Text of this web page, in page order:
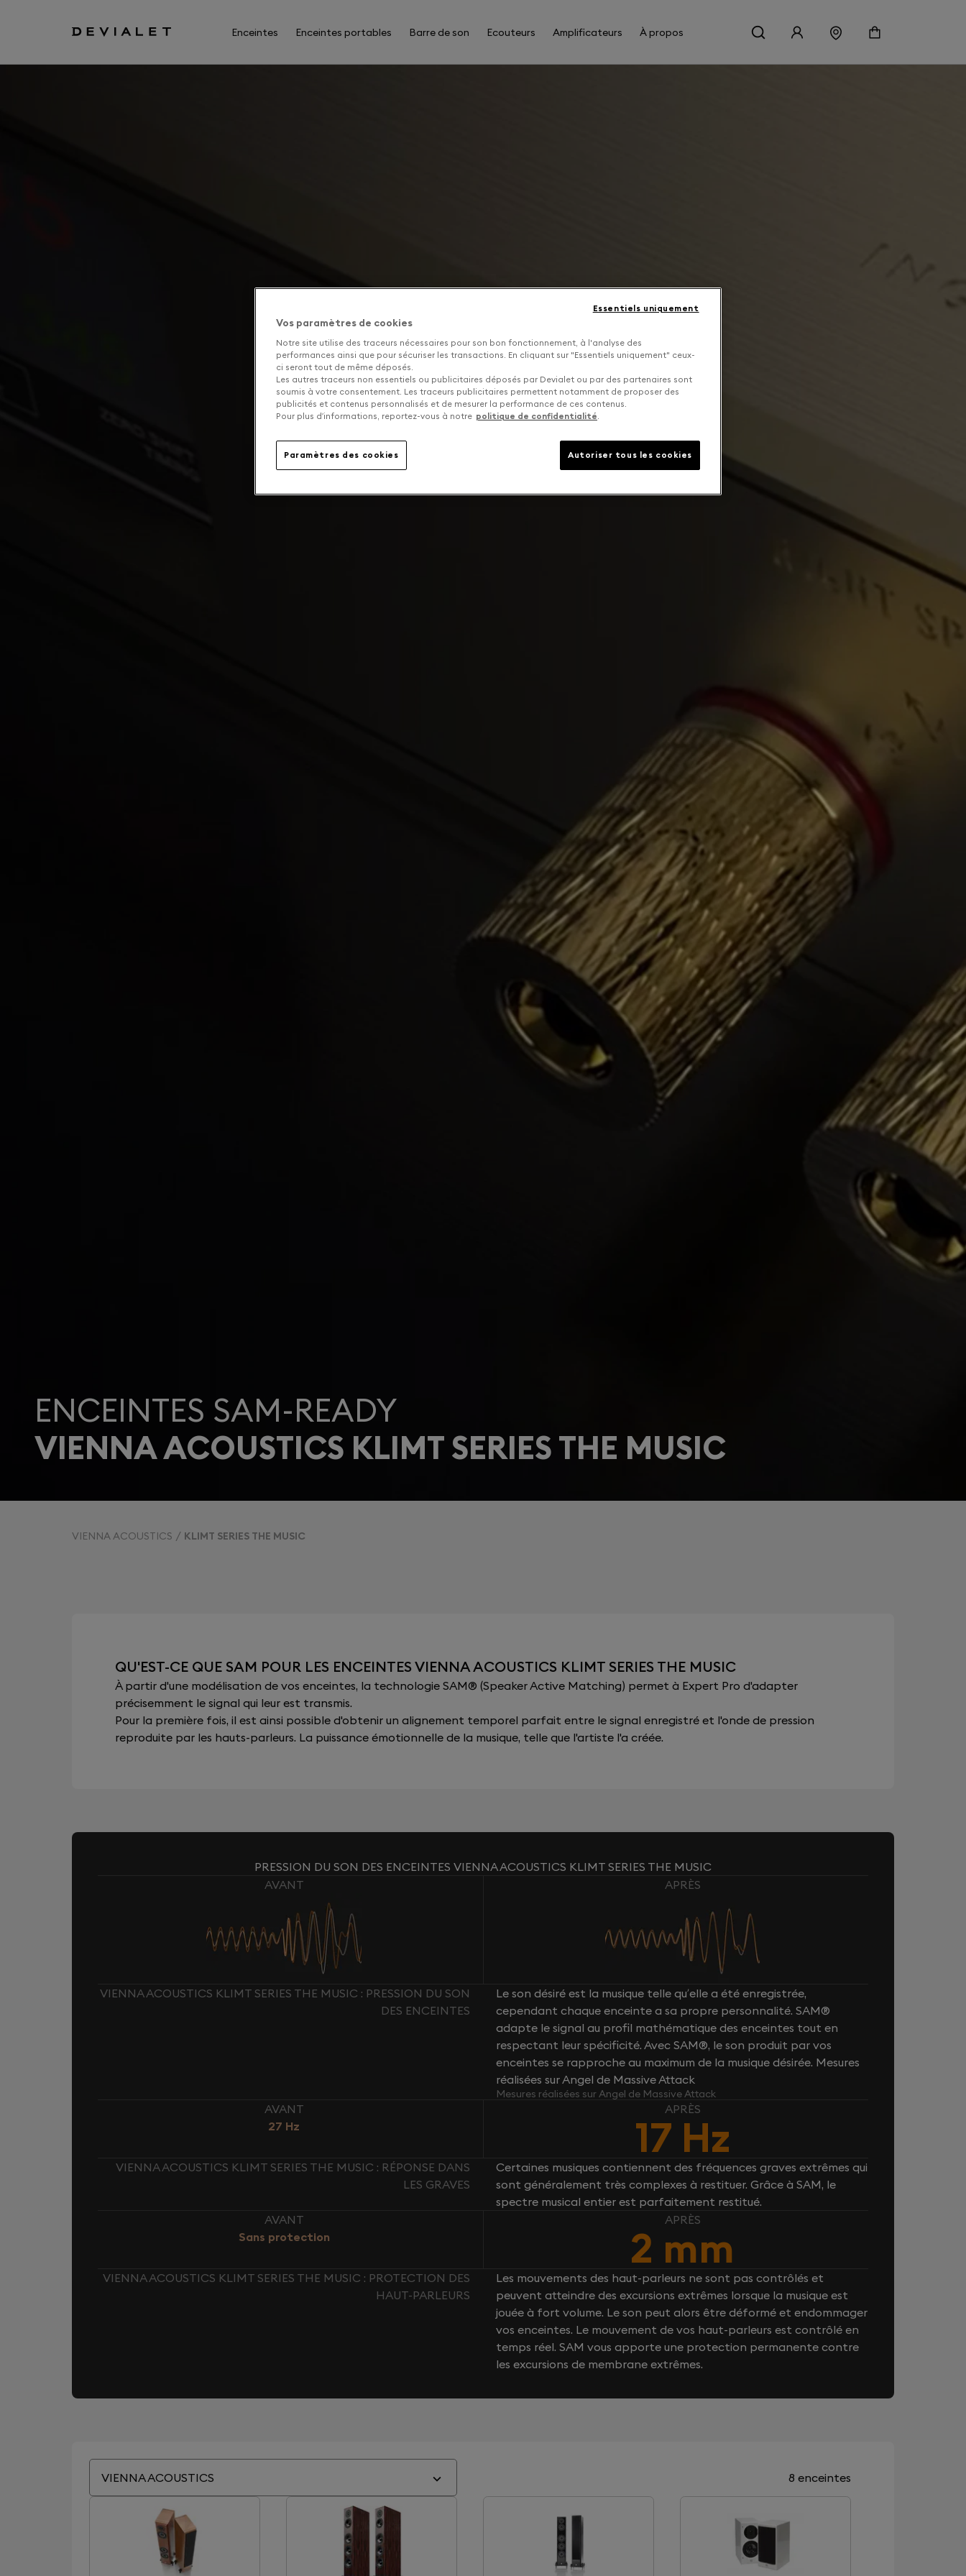
Enceintes Enceintes portables Barre de son Ecouteurs Amplificateurs À propos
ENCEINTES SAM-READY
VIENNA ACOUSTICS KLIMT SERIES THE MUSIC
VIENNA ACOUSTICS KLIMT SERIES THE MUSIC
QU'EST-CE QUE SAM POUR LES ENCEINTES VIENNA ACOUSTICS KLIMT SERIES THE MUSIC
À partir d'une modélisation de vos enceintes, la technologie SAM® (Speaker Active Matching) permet à Expert Pro d'adapter
précisemment le signal qui leur est transmis.
Pour la première fois, il est ainsi possible d'obtenir un alignement temporel parfait entre le signal enregistré et l'onde de pression
reproduite par les hauts-parleurs. La puissance émotionnelle de la musique, telle que l'artiste l'a créée.
PRESSION DU SON DES ENCEINTES VIENNA ACOUSTICS KLIMT SERIES THE MUSIC
AVANT
APRÈS
VIENNA ACOUSTICS KLIMT SERIES THE MUSIC : PRESSION DU SON
DES ENCEINTES
Le son désiré est la musique telle qu’elle a été enregistrée,
cependant chaque enceinte a sa propre personnalité. SAM®
adapte le signal au profil mathématique des enceintes tout en
respectant leur spécificité. Avec SAM®, le son produit par vos
enceintes se rapproche au maximum de la musique désirée. Mesures
réalisées sur Angel de Massive Attack
Mesures réalisées sur Angel de Massive Attack
AVANT
27 Hz
APRÈS
17 Hz
VIENNA ACOUSTICS KLIMT SERIES THE MUSIC : RÉPONSE DANS
LES GRAVES
Certaines musiques contiennent des fréquences graves extrêmes qui
sont généralement très complexes à restituer. Grâce à SAM, le
spectre musical entier est parfaitement restitué.
AVANT
Sans protection
APRÈS
2 mm
VIENNA ACOUSTICS KLIMT SERIES THE MUSIC : PROTECTION DES
HAUT-PARLEURS
Les mouvements des haut-parleurs ne sont pas contrôlés et
peuvent atteindre des excursions extrêmes lorsque la musique est
jouée à fort volume. Le son peut alors être déformé et endommager
vos enceintes. Le mouvement de vos haut-parleurs est contrôlé en
temps réel. SAM vous apporte une protection permanente contre
les excursions de membrane extrêmes.
VIENNA ACOUSTICS 8 enceintes
Vos paramètres de cookies
Notre site utilise des traceurs nécessaires pour son bon fonctionnement, à l'analyse des
performances ainsi que pour sécuriser les transactions. En cliquant sur "Essentiels uniquement" ceux-
ci seront tout de même déposés.
Les autres traceurs non essentiels ou publicitaires déposés par Devialet ou par des partenaires sont
soumis à votre consentement. Les traceurs publicitaires permettent notamment de proposer des
publicités et contenus personnalisés et de mesurer la performance de ces contenus.
Pour plus d’informations, reportez-vous à notre politique de confidentialité.
Paramètres des cookies
Essentiels uniquement
Autoriser tous les cookies